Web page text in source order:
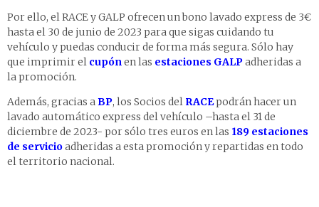
Por ello, el RACE y GALP ofrecen un bono lavado express de 3€
hasta el 30 de junio de 2023 para que sigas cuidando tu
vehículo y puedas conducir de forma más segura. Sólo hay
que imprimir el cupónen las estaciones GALPadheridas a
la promoción.
Además, gracias aBP, los Socios del RACEpodrán hacer un
lavado automático express del vehículo –hasta el 31 de
diciembre de 2023- por sólo tres euros en las 189 estaciones
de servicioadheridas a esta promoción y repartidas en todo
el territorio nacional.